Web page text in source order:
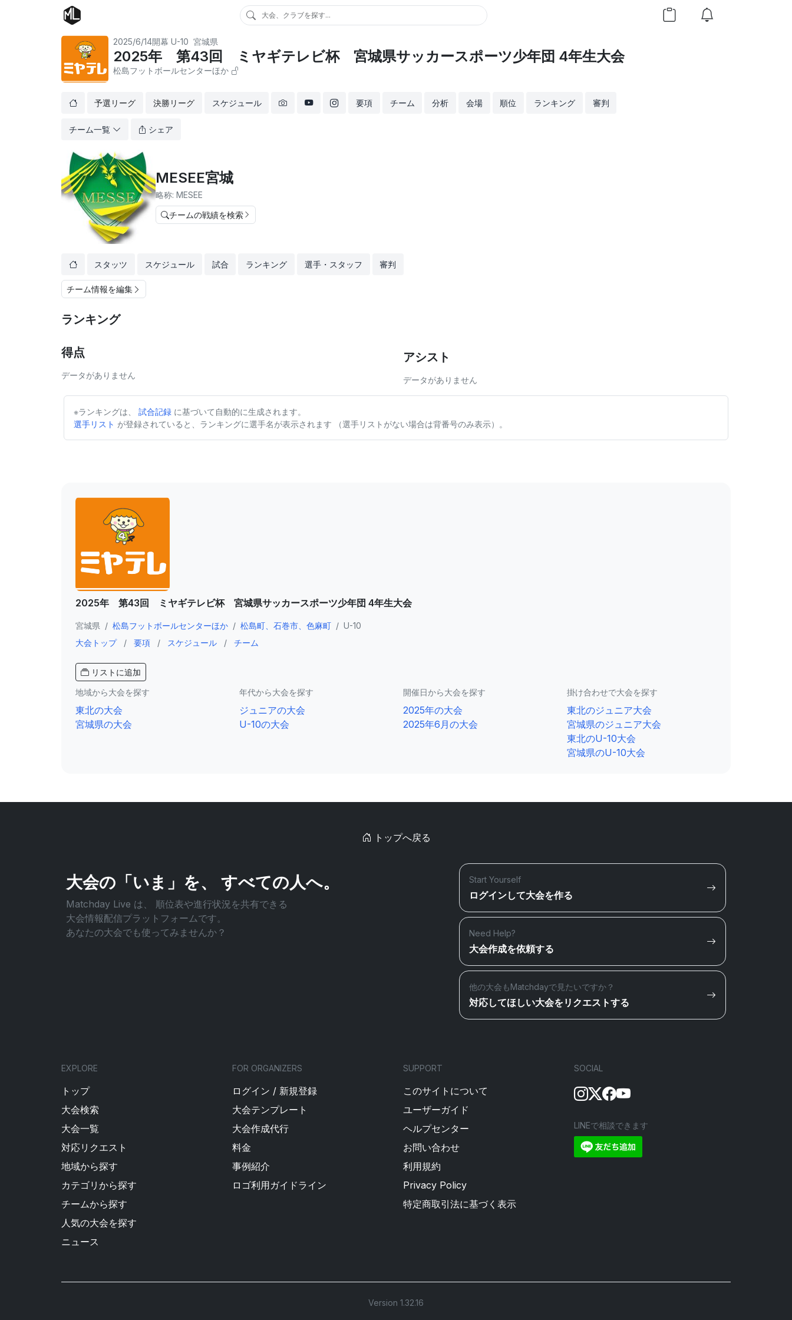
大会、クラブを探す...
2025/6/14開幕 U-10 宮城県
2025年 第43回 ミヤギテレビ杯 宮城県サッカースポーツ少年団 4年生大会
松島フットボールセンターほか
予選リーグ 決勝リーグ スケジュール 要項 チーム 分析 会場 順位 ランキング 審判
チーム一覧 シェア
MESEE宮城
略称: MESEE
チームの戦績を検索
スタッツ スケジュール 試合 ランキング 選手・スタッフ 審判
チーム情報を編集
ランキング
得点
データがありません
アシスト
データがありません
※ランキングは、 試合記録 に基づいて自動的に生成されます。
選手リスト が登録されていると、ランキングに選手名が表示されます （選手リストがない場合は背番号のみ表示）。
2025年 第43回 ミヤギテレビ杯 宮城県サッカースポーツ少年団 4年生大会
宮城県 / 松島フットボールセンターほか / 松島町、石巻市、色麻町 / U-10
大会トップ
/ 要項 / スケジュール / チーム
リストに追加
地域から大会を探す
東北の大会
宮城県の大会
年代から大会を探す
ジュニアの大会
U-10の大会
開催日から大会を探す
2025年の大会
2025年6月の大会
掛け合わせで大会を探す
東北のジュニア大会
宮城県のジュニア大会
東北のU-10大会
宮城県のU-10大会
トップへ戻る
大会の「いま」を、 すべての人へ。
Matchday Live は、 順位表や進行状況を共有できる
大会情報配信プラットフォームです。
あなたの大会でも使ってみませんか？
Start Yourself
ログインして大会を作る
Need Help?
大会作成を依頼する
他の大会もMatchdayで見たいですか？
対応してほしい大会をリクエストする
EXPLORE
トップ
大会検索
大会一覧
対応リクエスト
地域から探す
カテゴリから探す
チームから探す
人気の大会を探す
ニュース
FOR ORGANIZERS
ログイン / 新規登録
大会テンプレート
大会作成代行
料金
事例紹介
ロゴ利用ガイドライン
SUPPORT
このサイトについて
ユーザーガイド
ヘルプセンター
お問い合わせ
利用規約
Privacy Policy
特定商取引法に基づく表示
SOCIAL
LINEで相談できます
Version 1.32.16